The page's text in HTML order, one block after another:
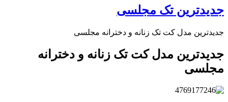
جدیدترین تک مجلسی
جدیدترین مدل کت تک زنانه و دخترانه مجلسی
جدیدترین مدل کت تک زنانه و دخترانه
مجلسی